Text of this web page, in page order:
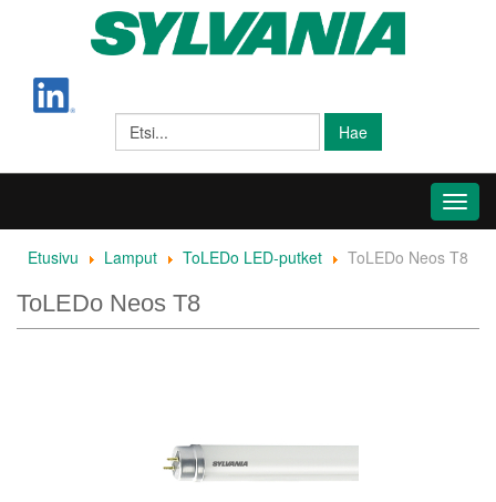
Hae
Etusivu
Lamput ToLEDo LED-putket ToLEDo Neos T8
ToLEDo Neos T8